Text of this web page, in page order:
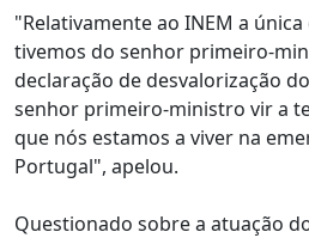
"Relativamente ao INEM a
tivemos do senhor primeiro-
declaração de desvalorização
senhor primeiro-ministro vir a
que nós estamos a viver na
Portugal", apelou.
Questionado sobre a atuação